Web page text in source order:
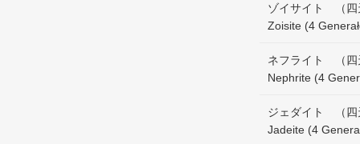
ゾイサイト （四
Zoisite (4
ネフライト （四
Nephrite (4
ジェダイト （四
Jadeite (4